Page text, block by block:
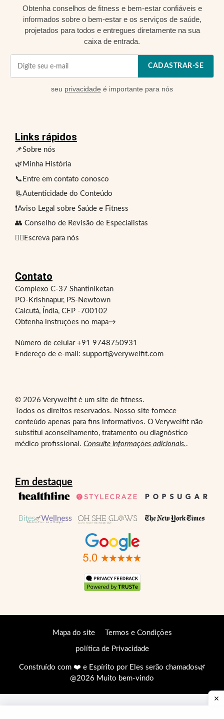
Obtenha conselhos de fitness e bem-estar confiáveis e
informados sobre o bem-estar e os serviços de saúde,
projetados para todos e entregues diretamente na sua
caixa de entrada.
CADASTRAR-SE
seu privacidade é importante para nós
Links rápidos
📌Sobre nós
🌿Minha História
📞Entre em contato conosco
📃Autenticidade do Conteúdo
❗Aviso Legal sobre Saúde e Fitness
👥 Conselho de Revisão de Especialistas
✍🏻Escreva para nós
Contato
Complexo C-37 Shantiniketan
PO-Krishnapur, PS-Newtown
Calcutá, Índia, CEP -700102
Obtenha instruções no mapa→
Número de celular+91 9748750931
Endereço de e-mail: support@verywelfit.com
© 2026 Verywelfit é um site de fitness.
Todos os direitos reservados. Nosso site fornece
conteúdo apenas para fins informativos. O Verywelfit não
substitui aconselhamento, tratamento ou diagnóstico
médico profissional. Consulte informações adicionais. .
Em destaque
Mapa do site Termos e Condições
política de Privacidade
Construído com ❤️ e Espírito por Eles serão chamados🌿
@2026 Muito bem-vindo